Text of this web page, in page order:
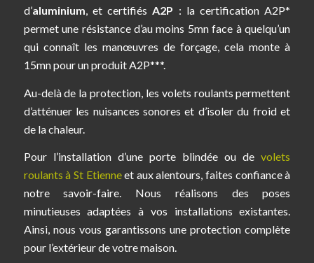
d’aluminium, et certifiésA2P : la certification A2P*
permet une résistance d’au moins 5mn face à quelqu’un
qui connaît les manœuvres de forçage, cela monte à
15mn pour un produit A2P***.
Au-delà de la protection, les volets roulants permettent
d’atténuer les nuisances sonores et d’isoler du froid et
de la chaleur.
Pour l’installation d’une porte blindée ou devolets
roulants à St Etienneet aux alentours, faites confiance à
notre savoir-faire. Nous réalisons des poses
minutieuses adaptées à vos installations existantes.
Ainsi, nous vous garantissons une protection complète
pour l’extérieur de votre maison.